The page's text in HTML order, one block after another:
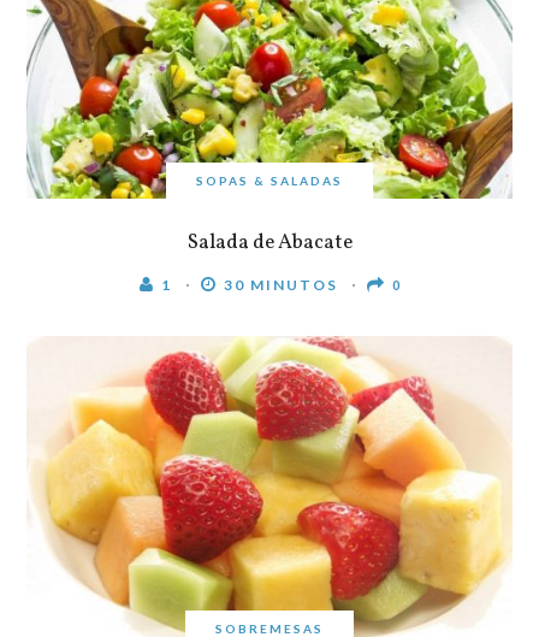
SOPAS & SALADAS
Salada de Abacate
1 30 MINUTOS 0
SOBREMESAS